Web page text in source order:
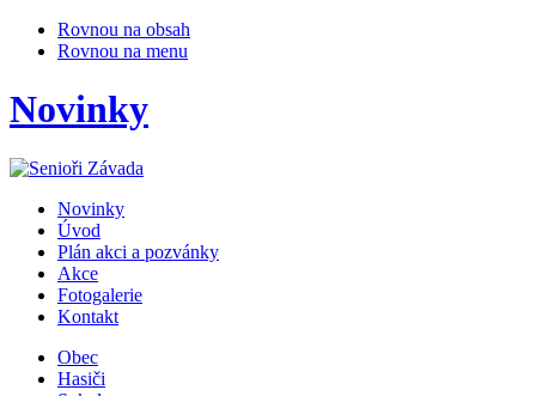
Rovnou na obsah
Rovnou na menu
Novinky
Novinky
Úvod
Plán akci a pozvánky
Akce
Fotogalerie
Kontakt
Obec
Hasiči